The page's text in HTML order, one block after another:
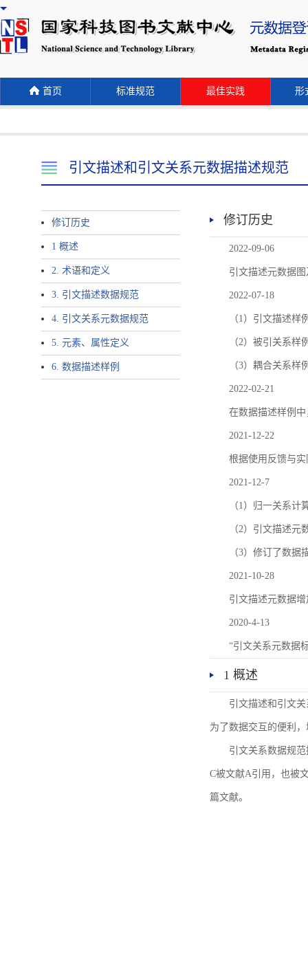
首页 标准规范 最佳实践 形
引文描述和引文关系元数据描述规范
修订历史
1 概述
2. 术语和定义
3. 引文描述数据规范
4. 引文关系元数据规范
5. 元素、属性定义
6. 数据描述样例
修订历史
2022-09-06
引文描述元数据
2022-07-18
（1）引文描述样
（2）被引关系
（3）耦合关系
2022-02-21
在数据描述样例
2021-12-22
根据使用反馈与
2021-12-7
（1）归一关系
（2）引文描述元
（3）修订了数据
2021-10-28
引文描述元数据增
2020-4-13
“引文关系元数据
1 概述
引文描述和引文
为了数据交互的便利
引文关系数据规
C被文献A引用，也被
篇文献。